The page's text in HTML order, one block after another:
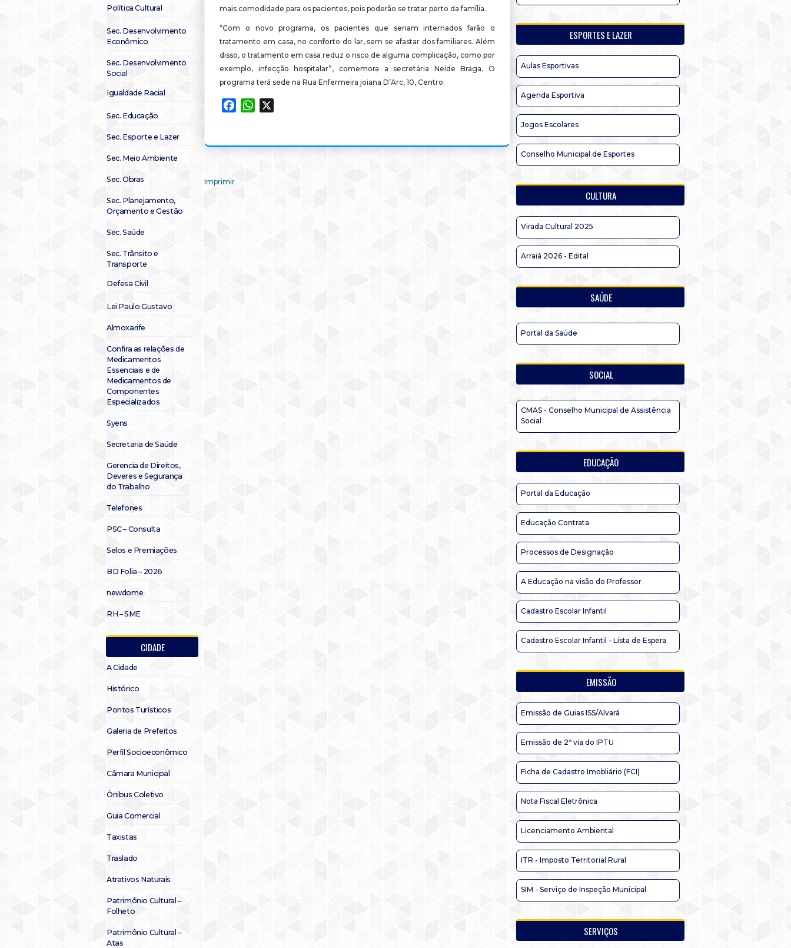
Política Cultural
Sec. Desenvolvimento
Econômico
Sec. Desenvolvimento
Social
Igualdade Racial
Sec. Educação
Sec. Esporte e Lazer
Sec. Meio Ambiente
Sec. Obras
Sec. Planejamento,
Orçamento e Gestão
Sec. Saúde
Sec. Trânsito e
Transporte
Defesa Civil
Lei Paulo Gustavo
Almoxarife
Confira as relações de
Medicamentos
Essenciais e de
Medicamentos de
Componentes
Especializados
Syens
Secretaria de Saúde
Gerencia de Direitos,
Deveres e Segurança
do Trabalho
Telefones
PSC – Consulta
Selos e Premiações
BD Folia – 2026
newdome
RH – SME
CIDADE
A Cidade
Histórico
Pontos Turísticos
Galeria de Prefeitos
Perfil Socioeconômico
Câmara Municipal
Ônibus Coletivo
Guia Comercial
Taxistas
Traslado
Atrativos Naturais
Patrimônio Cultural –
Folheto
Patrimônio Cultural –
Atas
mais comodidade para os pacientes, pois poderão se tratar perto da família.
“Com o novo programa, os pacientes que seriam internados farão o
tratamento em casa, no conforto do lar, sem se afastar dos familiares. Além
disso, o tratamento em casa reduz o risco de alguma complicação, como por
exemplo, infecção hospitalar”, comemora a secretária Neide Braga. O
programa terá sede na Rua Enfermeira joiana D’Arc, 10, Centro.
FacebookWhatsApp
Imprimir
ESPORTES E LAZER
Aulas Esportivas
Agenda Esportiva
Jogos Escolares
Conselho Municipal de Esportes
CULTURA
Virada Cultural 2025
Arraiá 2026 - Edital
SAÚDE
Portal da Saúde
SOCIAL
CMAS - Conselho Municipal de Assistência
Social
EDUCAÇÃO
Portal da Educação
Educação Contrata
Processos de Designação
A Educação na visão do Professor
Cadastro Escolar Infantil
Cadastro Escolar Infantil - Lista de Espera
EMISSÃO
Emissão de Guias ISS/Alvará
Emissão de 2ª via do IPTU
Ficha de Cadastro Imobliário (FCI)
Nota Fiscal Eletrônica
Licenciamento Ambiental
ITR - Imposto Territorial Rural
SIM - Serviço de Inspeção Municipal
SERVIÇOS